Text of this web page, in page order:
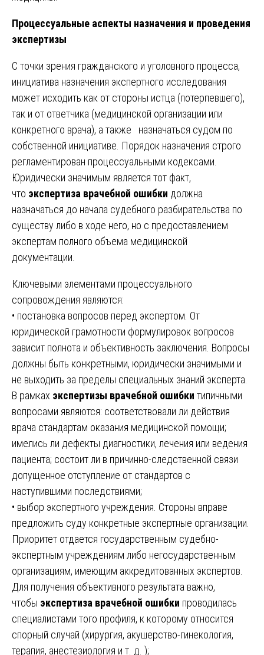
Процессуальные аспекты назначения и проведения
экспертизы
С точки зрения гражданского и уголовного процесса,
инициатива назначения экспертного исследования
может исходить как от стороны истца (потерпевшего),
так и от ответчика (медицинской организации или
конкретного врача), а также назначаться судом по
собственной инициативе. Порядок назначения строго
регламентирован процессуальными кодексами.
Юридически значимым является тот факт,
что экспертиза врачебной ошибки должна
назначаться до начала судебного разбирательства по
существу либо в ходе него, но с предоставлением
экспертам полного объема медицинской
документации.
Ключевыми элементами процессуального
сопровождения являются:
• постановка вопросов перед экспертом. От
юридической грамотности формулировок вопросов
зависит полнота и объективность заключения. Вопросы
должны быть конкретными, юридически значимыми и
не выходить за пределы специальных знаний эксперта.
В рамках экспертизы врачебной ошибки типичными
вопросами являются: соответствовали ли действия
врача стандартам оказания медицинской помощи;
имелись ли дефекты диагностики, лечения или ведения
пациента; состоит ли в причинно-следственной связи
допущенное отступление от стандартов с
наступившими последствиями;
• выбор экспертного учреждения. Стороны вправе
предложить суду конкретные экспертные организации.
Приоритет отдается государственным судебно-
экспертным учреждениям либо негосударственным
организациям, имеющим аккредитованных экспертов.
Для получения объективного результата важно,
чтобы экспертиза врачебной ошибки проводилась
специалистами того профиля, к которому относится
спорный случай (хирургия, акушерство-гинекология,
терапия, анестезиология и т. д. );